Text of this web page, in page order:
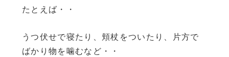
たとえば・・
うつ伏せで寝たり、頬杖をついたり、片方で
ばかり物を噛むなど・・